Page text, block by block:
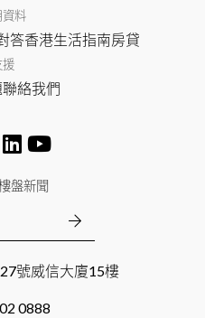
資料
答香港生活指南房貸
援
聯絡我們
盤新聞
號威信大廈15樓
0888